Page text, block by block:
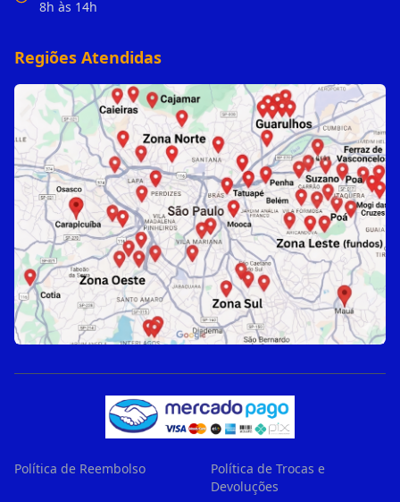
8h às 14h
Regiões Atendidas
Política de Reembolso
Política de Trocas e
Devoluções